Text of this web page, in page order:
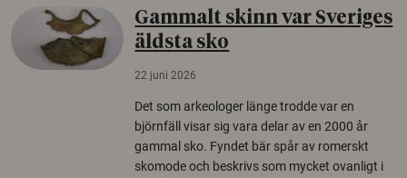
Gammalt skinn var Sveriges
äldsta sko
22 juni 2026
Det som arkeologer länge trodde var en
björnfäll visar sig vara delar av en 2000 år
gammal sko. Fyndet bär spår av romerskt
skomode och beskrivs som mycket ovanligt i